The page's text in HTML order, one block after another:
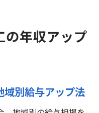
年収アップ
別給与アップ法